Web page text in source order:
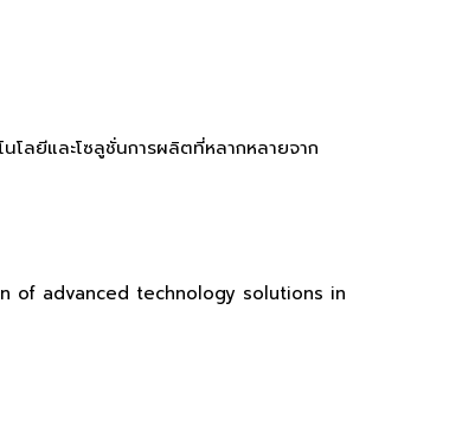
โลยีและโซลูชั่นการผลิตที่หลากหลายจาก
of advanced technology solutions in